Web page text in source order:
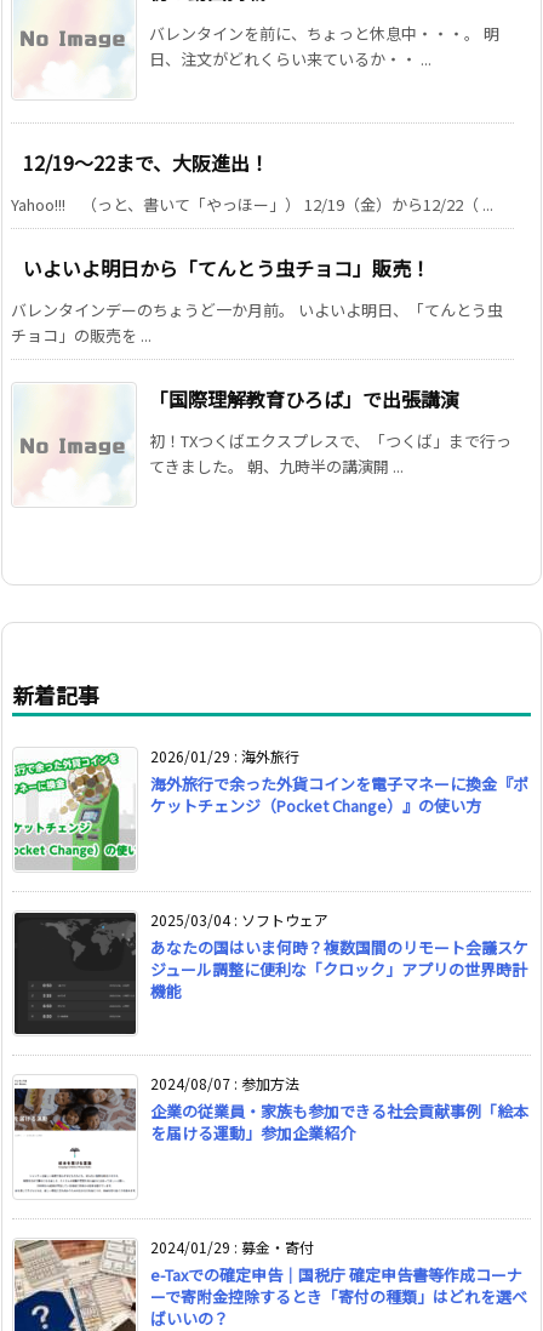
バレンタインを前に、ちょっと休息中・・・。 明
日、注文がどれくらい来ているか・・ ...
12/19〜22まで、大阪進出！
Yahoo!!! （っと、書いて「やっほー」） 12/19（金）から12/22（ ...
いよいよ明日から「てんとう虫チョコ」販売！
バレンタインデーのちょうど一か月前。 いよいよ明日、「てんとう虫
チョコ」の販売を ...
「国際理解教育ひろば」で出張講演
初！TXつくばエクスプレスで、「つくば」まで行っ
てきました。 朝、九時半の講演開 ...
新着記事
2026/01/29 : 海外旅行
海外旅行で余った外貨コインを電子マネーに換金『ポ
ケットチェンジ（Pocket Change）』の使い方
2025/03/04: ソフトウェア
あなたの国はいま何時？複数国間のリモート会議スケ
ジュール調整に便利な「クロック」アプリの世界時計
機能
2024/08/07 : 参加方法
企業の従業員・家族も参加できる社会貢献事例「絵本
を届ける運動」参加企業紹介
2024/01/29 : 募金・寄付
e-Taxでの確定申告｜国税庁 確定申告書等作成コーナ
ーで寄附金控除するとき「寄付の種類」はどれを選べ
ばいいの？